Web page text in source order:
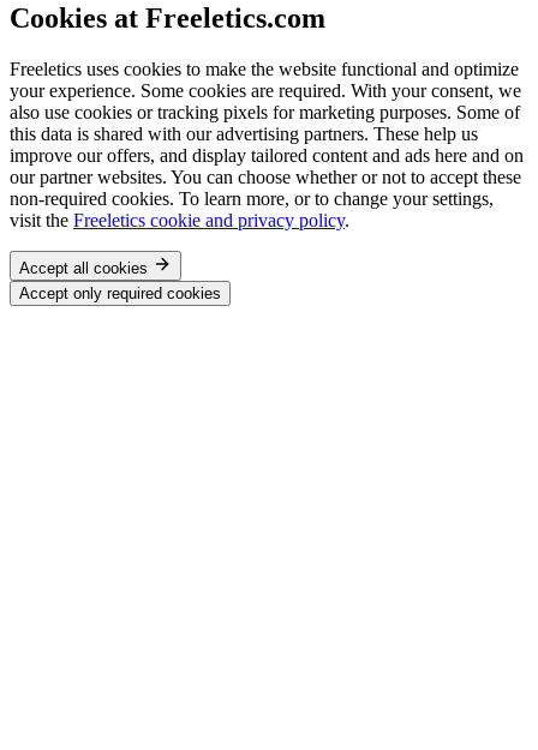
Cookies at Freeletics.com
Freeletics uses cookies to make the website functional and optimize
your experience. Some cookies are required. With your consent, we
also use cookies or tracking pixels for marketing purposes. Some of
this data is shared with our advertising partners. These help us
improve our offers, and display tailored content and ads here and on
our partner websites. You can choose whether or not to accept these
non-required cookies. To learn more, or to change your settings,
visit the Freeletics cookie and privacy policy.
Accept all cookies
Accept only required cookies